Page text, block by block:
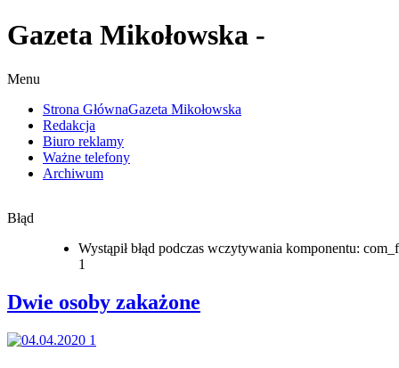
Gazeta Mikołowska -
Menu
Strona GłównaGazeta Mikołowska
Redakcja
Biuro reklamy
Ważne telefony
Archiwum
Błąd
Wystąpił błąd podczas wczytywania komponentu:
1
Dwie osoby zakażone